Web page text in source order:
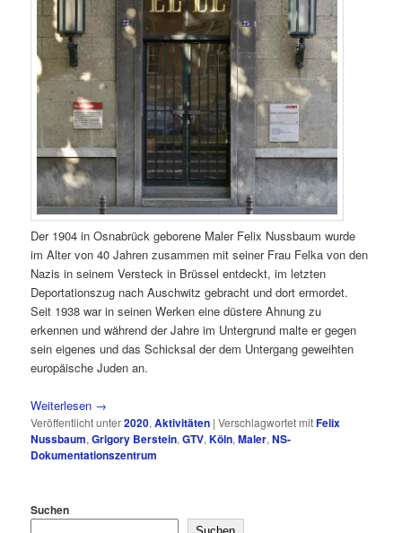
Der 1904 in Osnabrück geborene Maler Felix Nussbaum wurde
im Alter von 40 Jahren zusammen mit seiner Frau Felka von den
Nazis in seinem Versteck in Brüssel entdeckt, im letzten
Deportationszug nach Auschwitz gebracht und dort ermordet.
Seit 1938 war in seinen Werken eine düstere Ahnung zu
erkennen und während der Jahre im Untergrund malte er gegen
sein eigenes und das Schicksal der dem Untergang geweihten
europäische Juden an.
Weiterlesen →
Veröffentlicht unter2020,Aktivitäten |Verschlagwortet mitFelix
Nussbaum,Grigory Berstein,GTV,Köln,Maler,NS-
Dokumentationszentrum
Suchen